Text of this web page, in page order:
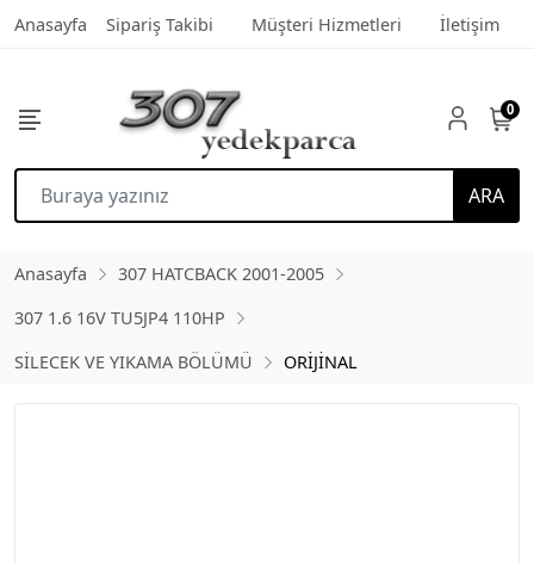
Anasayfa Sipariş Takibi Müşteri Hizmetleri İletişim
ARA
0
Anasayfa
307 HATCBACK 2001-2005
307 1.6 16V TU5JP4 110HP
SİLECEK VE YIKAMA BÖLÜMÜ
ORİJİNAL